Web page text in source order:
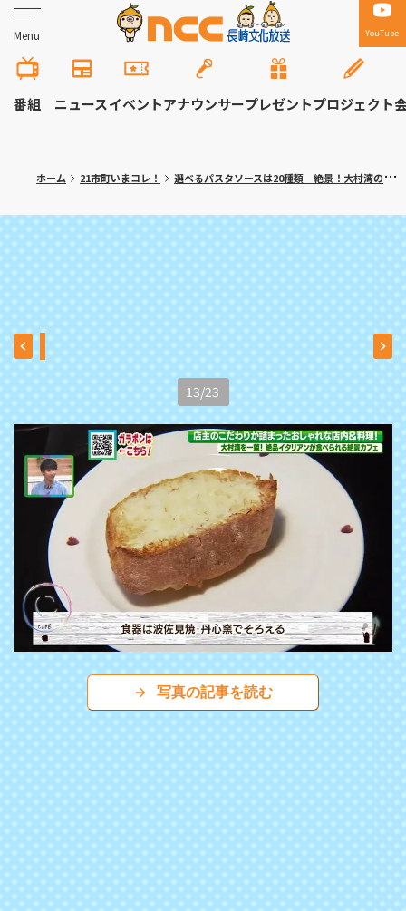
Menu YouTube
番組 ニュースイベントアナウンサープレゼントプロジェクト
ホーム 21市町いまコレ！ 選べるパスタソースは20種類 絶景！大村湾のイタリアンカフェ 川棚町「アッコリエンテ・カフェ」
13/23
写真の記事を読む